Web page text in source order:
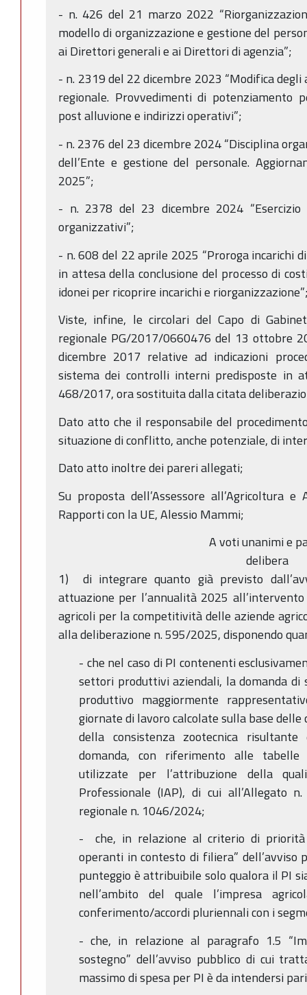
- n. 426 del 21 marzo 2022
modello di organizzazione e gestione del
ai Direttori generali e ai Direttori di agenzia”;
- n. 2319 del 22 dicembre 2023 “Modifica
regionale. Provvedimenti di
post alluvione e indirizzi operativi”;
- n. 2376 del 23 dicembre 2024 “Disciplina
dell’Ente e gestione del personale.
2025”;
- n. 2378 del 23 dicembre 2024
organizzativi”;
- n. 608 del 22 aprile 2025 “Proroga incarichi
in attesa della conclusione del processo di
idonei per ricoprire incarichi e
Viste, infine, le circolari del Capo di
regionale PG/2017/0660476 del 13 ottobre
dicembre 2017 relative ad indicazioni
sistema dei controlli interni predisposte in
468/2017, ora sostituita dalla citata
Dato atto che il responsabile del
situazione di conflitto, anche potenziale, di
Dato atto inoltre dei pareri allegati;
Su proposta dell’Assessore all’Agricoltura e
Rapporti con la UE, Alessio Mammi;
A voti unanimi e
delibera
1) di integrare quanto già previsto
attuazione per l’annualità 2025
agricoli per la competitività delle aziende
alla deliberazione n. 595/2025, disponendo
- che nel caso di PI contenenti
settori produttivi aziendali, la domanda
produttivo maggiormente
giornate di lavoro calcolate sulla base
della consistenza zootecnica
domanda, con riferimento alle tabelle
utilizzate per l’attribuzione della
Professionale (IAP), di cui all’Allegato
regionale n. 1046/2024;
- che, in relazione al criterio di priorità
operanti in contesto di filiera”
punteggio è attribuibile solo qualora il PI
nell’ambito del quale l’impresa
conferimento/accordi pluriennali con i
- che, in relazione al paragrafo 1.5
sostegno” dell’avviso pubblico di cui
massimo di spesa per PI è da intendersi